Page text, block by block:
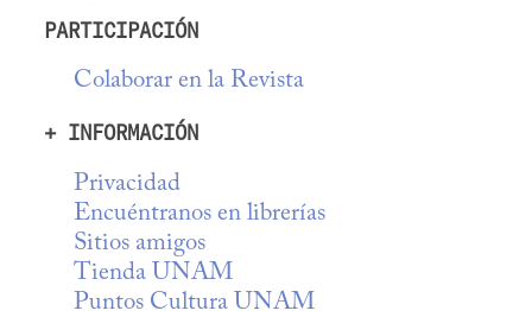
PARTICIPACIÓN
Colaborar en la Revista
+ INFORMACIÓN
Privacidad
Encuéntranos en librerías
Sitios amigos
Tienda UNAM
Puntos Cultura UNAM